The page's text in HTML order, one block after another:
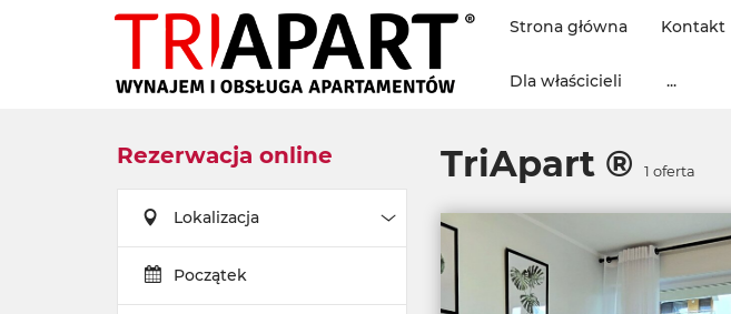
Strona główna Kontakt
Dla właścicieli ...
Rezerwacja online
Lokalizacja Lokalizacja
Początek
TriApart ® 1 oferta